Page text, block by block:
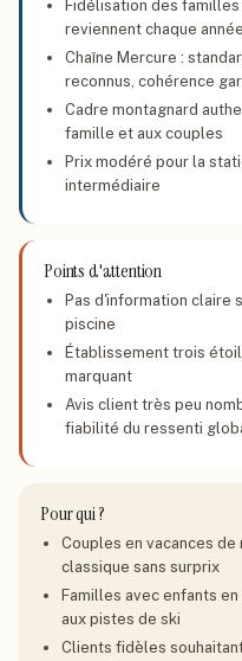
Fidélisation des
reviennent chaque année
Chaîne Mercure :
reconnus, cohérence
Cadre montagnard
famille et aux couples
Prix modéré pour la
intermédiaire
Points d'attention
Pas d'information claire
piscine
Établissement trois
marquant
Avis client très peu
fiabilité du ressenti
Pour qui ?
Couples en vacances
classique sans surprix
Familles avec enfants
aux pistes de ski
Clients fidèles